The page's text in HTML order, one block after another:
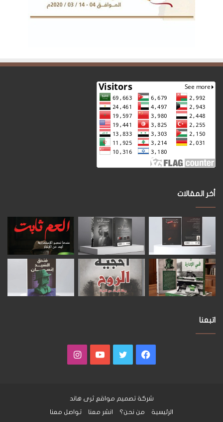
أخر المقالات
اتبعنا
فيسبوكتويتر يوتيوبانستقرام
شركة تصميم مواقع ثرى هاند
الرئيسية
من نحن؟ انشر معنا تواصل معنا